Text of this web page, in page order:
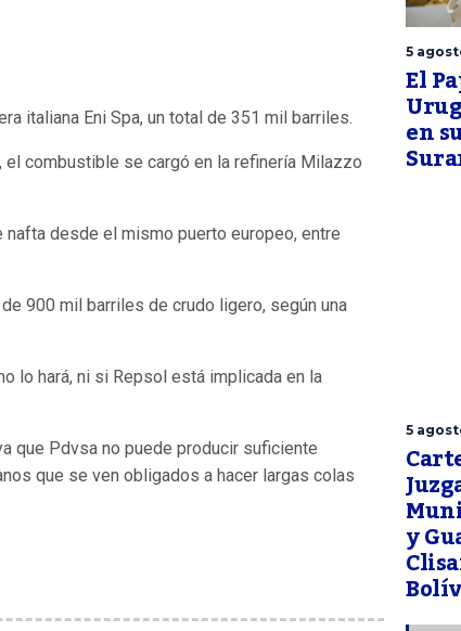
italiana Eni Spa, un total de 351 mil barriles.
el combustible se cargó en la refinería Milazzo
desde el mismo puerto europeo, entre
900 mil barriles de crudo ligero, según una
lo hará, ni si Repsol está implicada en la
que Pdvsa no puede producir suficiente
que se ven obligados a hacer largas colas
5
El
en
5
y